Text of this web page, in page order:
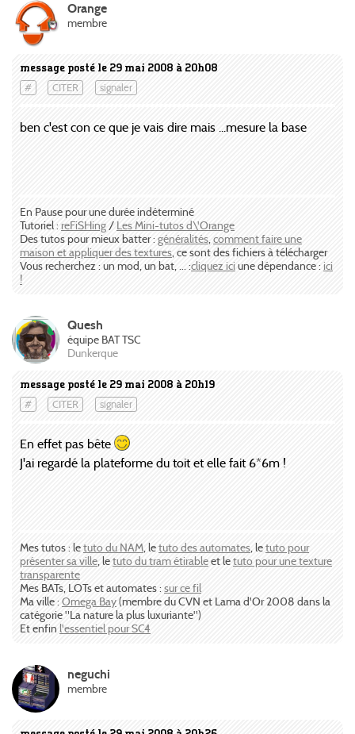
message posté le 29 mai 2008 à 20h08
# CITER signaler
Orange
membre
ben c'est con ce que je vais dire mais ...mesure la base
En Pause pour une durée indéterminé
Tutoriel : reFiSHing/ Les Mini-tutos d\'Orange
Des tutos pour mieux batter :généralités,comment faire une
maison et appliquer des textures, ce sont des fichiers à télécharger
Vous recherchez : un mod, un bat, ... :cliquez iciune dépendance :ici
!
message posté le 29 mai 2008 à 20h19
# CITER signaler
Quesh
équipe BAT TSC
Dunkerque
En effet pas bête
J'ai regardé la plateforme du toit et elle fait 6*6m !
Mes tutos : letuto du NAM, letuto des automates, letuto pour
présenter sa ville, letuto du tram étirableet letuto pour une texture
transparente
Mes BATs, LOTs et automates :sur ce fil
Ma ville :Omega Bay(membre du CVN et Lama d'Or 2008 dans la
catégorie "La nature la plus luxuriante")
Et enfin l'essentiel pour SC4
neguchi
membre